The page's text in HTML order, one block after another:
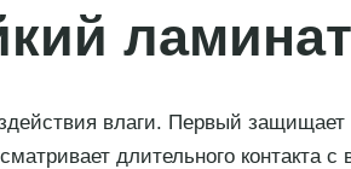
влаги. Первый защищает
длительного контакта с